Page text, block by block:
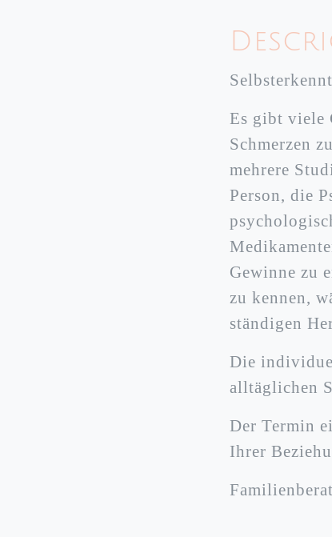
Es gibt viele
Schmerzen
mehrere
Person, die
Gewinne zu
zu kennen,
ständigen
Die
alltäglichen
Der Termin
Ihrer